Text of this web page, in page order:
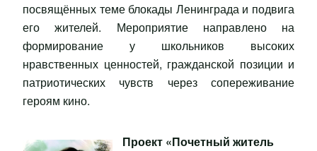
посвящённых теме блокады Ленинграда и подвига
его жителей. Мероприятие направлено на
формирование у школьников высоких
нравственных ценностей, гражданской позиции и
патриотических чувств через сопереживание
героям кино.
Проект «Почетный житель